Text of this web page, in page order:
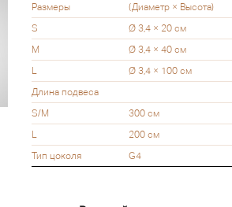
Размеры
(Диаметр × Высота)
S
Ø 3,4 × 20 см
M
Ø 3,4 × 40 см
L
Ø 3,4 × 100 см
Длина подвеса
S/M
300 см
L
200 см
Тип цоколя
G4